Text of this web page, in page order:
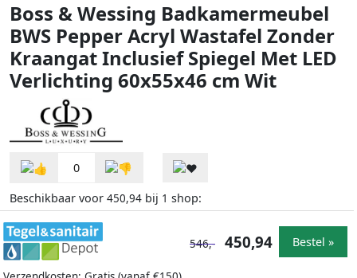
Boss & Wessing Badkamermeubel
BWS Pepper Acryl Wastafel Zonder
Kraangat Inclusief Spiegel Met LED
Verlichting 60x55x46 cm Wit
0
Beschikbaar voor 450,94 bij 1 shop:
546,- 450,94 Bestel »